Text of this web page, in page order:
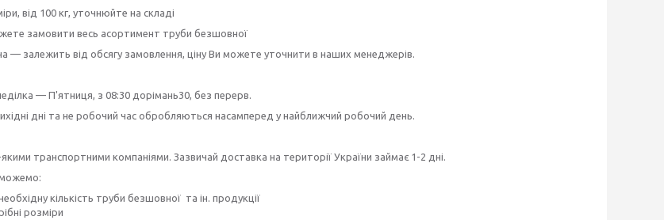
від 100 кг, уточнюйте на складі
замовити весь асортимент труби безшовної
— залежить від обсягу замовлення, ціну Ви можете уточнити в наших менеджерів.
— П'ятниця, з 08:30 дорімань30, без перерв.
дні та не робочий час обробляються насамперед у найближчий робочий день.
транспортними компаніями. Зазвичай доставка на території України займає 1-2 дні.
кількість труби безшовної та ін. продукції
розміри